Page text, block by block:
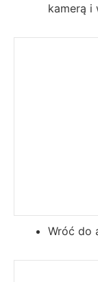
kamerą i
Wróć do